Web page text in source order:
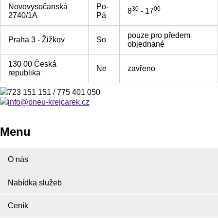
Novovysočanská
2740/1A
Po-
Pá
830 - 1700
Praha 3 - Žižkov So
pouze pro předem
objednané
130 00 Česká
republika
Ne zavřeno
723 151 151 / 775 401 050
info@pneu-krejcarek.cz
Menu
O nás
Nabídka služeb
Ceník